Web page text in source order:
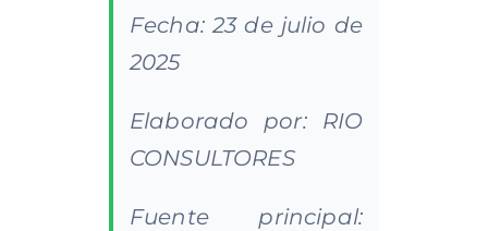
Fecha: 23 de julio de
2025
Elaborado por: RIO
CONSULTORES
Fuente principal: